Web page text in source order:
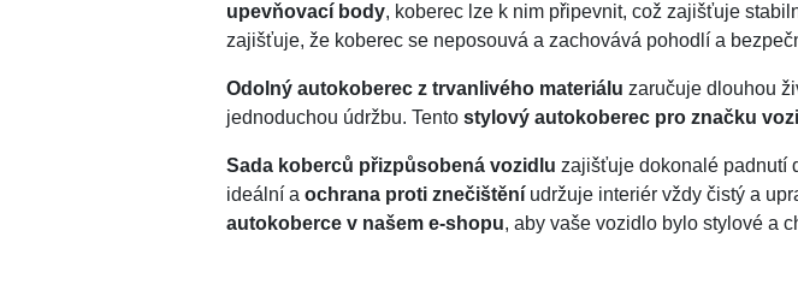
upevňovací body, koberec lze k nim připevnit, což zajišťuje
zajišťuje, že koberec se neposouvá a zachovává pohodlí a
Odolný autokoberec z trvanlivého materiálu zaručuje dlouhou
jednoduchou údržbu. Tentostylový autokoberec pro značku
Sada koberců přizpůsobená vozidlu zajišťuje dokonalé padnutí
ideální aochrana proti znečištění udržuje interiér vždy čistý a
autokoberce v našem e-shopu, aby vaše vozidlo bylo stylové a